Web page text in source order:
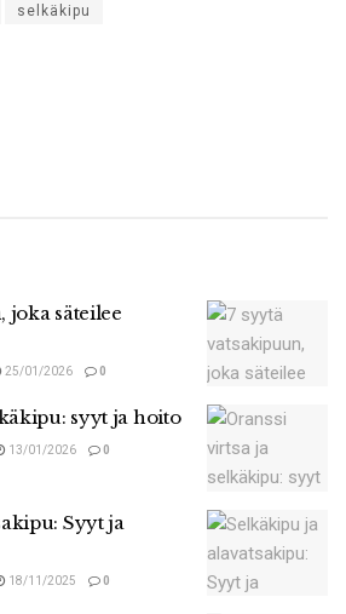
selkäkipu
joka säteilee
25/01/2026 0
syyt ja hoito
13/01/2026 0
Syyt ja
18/11/2025 0